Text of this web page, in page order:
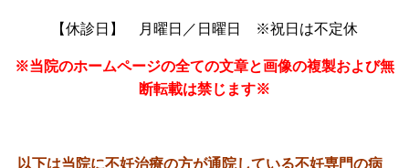
【休診日】 月曜日／日曜日 ※祝日は不定休
※当院のホームページの全ての文章と画像の複製および無
断転載は禁じます※
以下は当院に不妊治療の方が通院している不妊専門の病